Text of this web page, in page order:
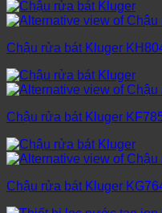
Chậu rửa bát Kluger
Chậu rửa bát Kluger
Chậu rửa bát Kluger